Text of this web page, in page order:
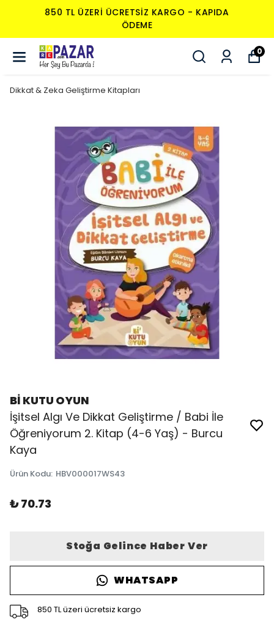
850 TL ÜZERI ÜCRETSIZ KARGO - KAPIDA
ÖDEME
0
Dikkat & Zeka Geliştirme Kitapları
Bİ KUTU OYUN
İşitsel Algı Ve Dikkat Geliştirme / Babi İle
Öğreniyorum 2. Kitap (4-6 Yaş) - Burcu
Kaya
Ürün Kodu: HBV000017WS43
₺ 70.73
Stoğa Gelince Haber Ver
WHATSAPP
850 TL üzeri ücretsiz kargo